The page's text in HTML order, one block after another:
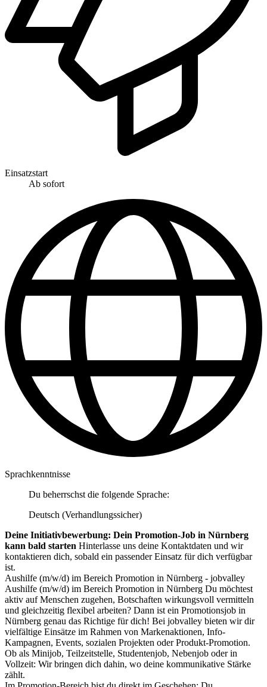
Einsatzstart
Ab sofort
Sprachkenntnisse
Du beherrschst die folgende Sprache:
Deutsch (Verhandlungssicher)
Deine Initiativbewerbung: Dein Promotion-Job in Nürnberg
kann bald starten Hinterlasse uns deine Kontaktdaten und wir
kontaktieren dich, sobald ein passender Einsatz für dich verfügbar
ist.
Aushilfe (m/w/d) im Bereich Promotion in Nürnberg - jobvalley
Aushilfe (m/w/d) im Bereich Promotion in Nürnberg Du möchtest
aktiv auf Menschen zugehen, Botschaften wirkungsvoll vermitteln
und gleichzeitig flexibel arbeiten? Dann ist ein Promotionsjob in
Nürnberg genau das Richtige für dich! Bei jobvalley bieten wir dir
vielfältige Einsätze im Rahmen von Markenaktionen, Info-
Kampagnen, Events, sozialen Projekten oder Produkt-Promotion.
Ob als Minijob, Teilzeitstelle, Studentenjob, Nebenjob oder in
Vollzeit: Wir bringen dich dahin, wo deine kommunikative Stärke
zählt.